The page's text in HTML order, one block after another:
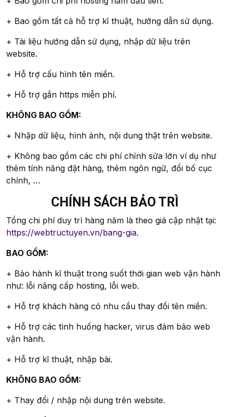
+ Bao gồm tất cả hỗ trợ kĩ thuật, hướng dẫn sử dụng.
+ Tài liệu hướng dẫn sử dụng, nhập dữ liệu trên
website.
+ Hỗ trợ cấu hình tên miền.
+ Hỗ trợ gắn https miễn phí.
KHÔNG BAO GỒM:
+ Nhập dữ liệu, hình ảnh, nội dung thật trên website.
+ Không bao gồm các chi phí chỉnh sửa lớn ví dụ như
thêm tính năng đặt hàng, thêm ngôn ngữ, đổi bố cục
chính, …
CHÍNH SÁCH BẢO TRÌ
Tổng chi phí duy trì hàng năm là theo giá cập nhật tại:
https://webtructuyen.vn/bang-gia.
BAO GỒM:
+ Bảo hành kĩ thuật trong suốt thời gian web vận hành
như: lỗi nâng cấp hosting, lỗi web.
+ Hỗ trợ khách hàng có nhu cầu thay đổi tên miền.
+ Hỗ trợ các tình huống hacker, virus đảm bảo web
vận hành.
+ Hỗ trợ kĩ thuật, nhập bài.
KHÔNG BAO GỒM:
+ Thay đổi / nhập nội dung trên website.